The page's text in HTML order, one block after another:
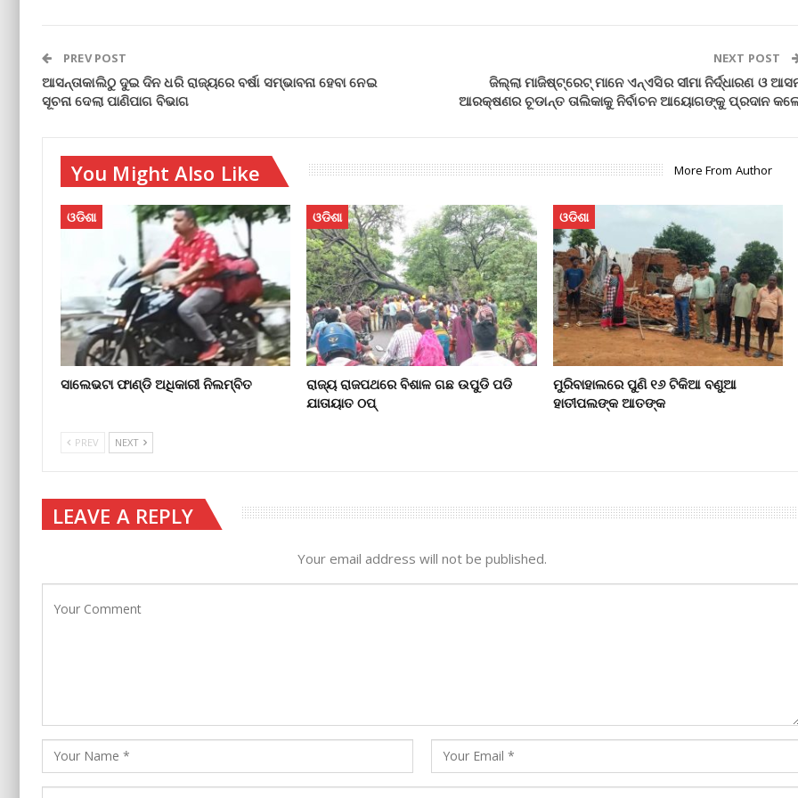
PREV POST
ଆସନ୍ତାକାଲିଠୁ ଦୁଇ ଦିନ ଧରି ରାଜ୍ୟରେ ବର୍ଷା ସମ୍ଭାବନା ହେବା ନେଇ
ସୂଚନା ଦେଲା ପାଣିପାଗ ବିଭାଗ
NEXT POST
ଜିଲ୍ଲା ମାଜିଷ୍ଟ୍ରେଟ୍‌ ମାନେ ଏନ୍‌ଏସିର ସୀମା ନିର୍ଦ୍ଧାରଣ ଓ
ଆରକ୍ଷଣର ଚୂଡାନ୍ତ ତାଲିକାକୁ ନିର୍ବାଚନ ଆୟୋଗଙ୍କୁ ପ୍ରଦାନ
You Might Also Like More From Author
ଓଡିଶା
ସାଲେଭଟା ଫାଣ୍ଡି ଅଧିକାରୀ ନିଲମ୍ବିତ
ଓଡିଶା
ରାଜ୍ୟ ରାଜପଥରେ ବିଶାଳ ଗଛ ଉପୁଡି ପଡି
ଯାତାୟାତ ଠପ୍‌
ଓଡିଶା
ମୁରିବାହାଲରେ ପୁଣି ୧୬ ଟିକିଆ ବଣୁଆ
ହାତୀପଲଙ୍କ ଆତଙ୍କ
PREV NEXT
LEAVE A REPLY
Your email address will not be published.